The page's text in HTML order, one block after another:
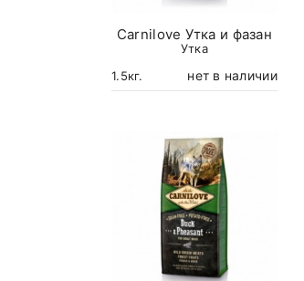
Carnilove Утка и фазан
Утка
1.5кг.
нет в наличии